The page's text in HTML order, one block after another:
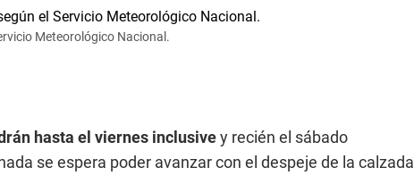
Meteorológico Nacional.
hasta el viernes inclusivey recién el sábado
se espera poder avanzar con el despeje de la calzada